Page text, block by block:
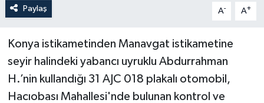
Paylaş A- A+
Konya istikametinden Manavgat istikametine
seyir halindeki yabancı uyruklu Abdurrahman
H.’nin kullandığı 31 AJC 018 plakalı otomobil,
Hacıobası Mahallesi'nde bulunan kontrol ve